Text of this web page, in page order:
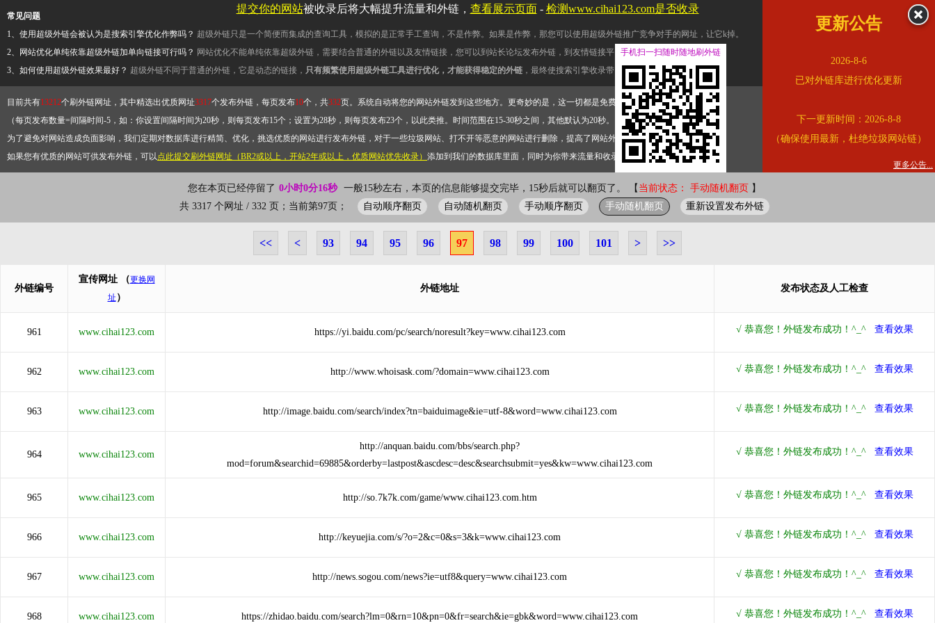
常见问题
1、使用超级外链会被认为是搜索引擎优化作弊吗？ 超级外链只是一个简便而集成的查询工具，模拟的是正常手工查询，不是作弊。如果是作弊，那您可以使用超级外链推广竞争对手的网址，让它k掉。
2、网站优化单纯依靠超级外链加单向链接可行吗？ 网站优化不能单纯依靠超级外链，需要结合普通的外链以及友情链接，您可以到站长论坛发布外链，到友情链接平台交换友情链接。
3、如何使用超级外链效果最好？ 超级外链不同于普通的外链，它是动态的链接， 只有频繁使用超级外链工具进行优化，才能获得稳定的外链 ，最终使搜索引擎收录带网址的查询页面。
目前共有13212个刷外链网址，其中精选出优质网址3317个发布外链，每页发布10个，共332页。系统自动将您的网站外链发到这些地方。更奇妙的是，这一切都是免费的。
（每页发布数量=间隔时间-5，如：你设置间隔时间为20秒，则每页发布15个；设置为28秒，则每页发布23个，以此类推。时间范围在15-30秒之间，其他默认为20秒。）
为了避免对网站造成负面影响，我们定期对数据库进行精简、优化，挑选优质的网站进行发布外链，对于一些垃圾网站、打不开等恶意的网站进行删除，提高了网站外链的质量。
如果您有优质的网站可供发布外链，可以点此提交刷外链网址（BR2或以上，开站2年或以上，优质网站优先收录） 添加到我们的数据库里面，同时为你带来流量和收录。 错误外链纠正
您在本页已经停留了 0小时0分16秒 一般15秒左右，本页的信息能够提交完毕，15秒后就可以翻页了。 【 当前状态： 手动随机翻页 】
共 3317 个网址 / 332 页；当前第97页；
自动顺序翻页 自动随机翻页 手动顺序翻页 手动随机翻页 重新设置发布外链
<< < 93 94 95 96 97 98 99 100 101 > >>
外链编号
宣传网址 （更换网
址 ）
外链地址 发布状态及人工检查
961 www.cihai123.com https://yi.baidu.com/pc/search/noresult?key=www.cihai123.com
962 www.cihai123.com http://www.whoisask.com/?domain=www.cihai123.com
963 www.cihai123.com http://image.baidu.com/search/index?tn=baiduimage&ie=utf-8&word=www.cihai123.com
964 www.cihai123.com
http://anquan.baidu.com/bbs/search.php?
mod=forum&searchid=69885&orderby=lastpost&ascdesc=desc&searchsubmit=yes&kw=www.cihai123.com
965 www.cihai123.com http://so.7k7k.com/game/www.cihai123.com.htm
966 www.cihai123.com http://keyuejia.com/s/?o=2&c=0&s=3&k=www.cihai123.com
967 www.cihai123.com http://news.sogou.com/news?ie=utf8&query=www.cihai123.com
968 www.cihai123.com https://zhidao.baidu.com/search?lm=0&rn=10&pn=0&fr=search&ie=gbk&word=www.cihai123.com
提交你的网站被收录后将大幅提升流量和外链， 查看展示页面- 检测www.cihai123.com是否收录
更新公告
2026-8-6
已对外链库进行优化更新
下一更新时间：2026-8-8
（确保使用最新，杜绝垃圾网站链）
更多公告...
手机扫一扫随时随地刷外链